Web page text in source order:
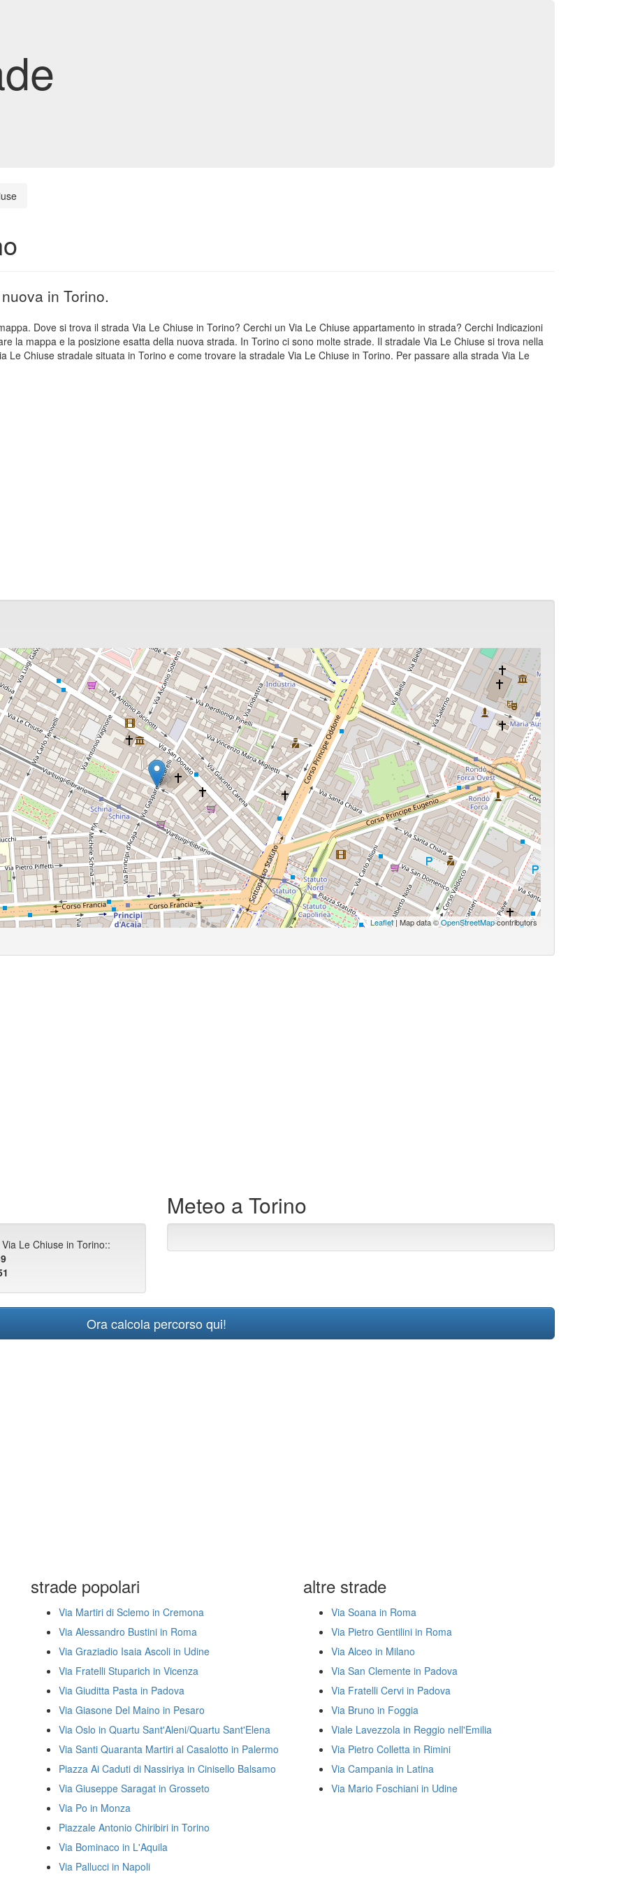
in Torino.
Dove si trova il strada Via Le Chiuse in Torino? Cerchi un Via Le Chiuse appartamento in strada? Cerchi Indicazioni
la mappa e la posizione esatta della nuova strada. In Torino ci sono molte strade. Il stradale Via Le Chiuse si trova nella
Le Chiuse stradale situata in Torino e come trovare la stradale Via Le Chiuse in Torino. Per passare alla strada Via Le
Leaflet| Map data ©OpenStreetMapcontributors
Le Chiuse in Torino::
Meteo a Torino
Ora calcola percorso qui!
strade popolari
Via Martiri di Sclemo in Cremona
Via Alessandro Bustini in Roma
Via Graziadio Isaia Ascoli in Udine
Via Fratelli Stuparich in Vicenza
Via Giuditta Pasta in Padova
Via Giasone Del Maino in Pesaro
Via Oslo in Quartu Sant'Aleni/Quartu Sant'Elena
Via Santi Quaranta Martiri al Casalotto in Palermo
Piazza Ai Caduti di Nassiriya in Cinisello Balsamo
Via Giuseppe Saragat in Grosseto
Via Po in Monza
Piazzale Antonio Chiribiri in Torino
Via Bominaco in L'Aquila
Via Pallucci in Napoli
altre strade
Via Soana in Roma
Via Pietro Gentilini in Roma
Via Alceo in Milano
Via San Clemente in Padova
Via Fratelli Cervi in Padova
Via Bruno in Foggia
Viale Lavezzola in Reggio nell'Emilia
Via Pietro Colletta in Rimini
Via Campania in Latina
Via Mario Foschiani in Udine